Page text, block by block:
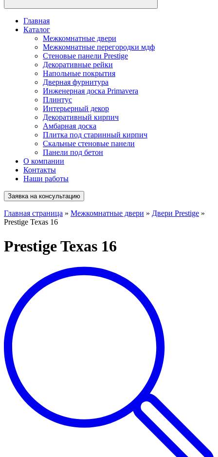
Главная
Каталог
Межкомнатные двери
Межкомнатные перегородки мдф
Стеновые панели Prestige
Декоративные рейки
Напольные покрытия
Дверная фурнитура
Инженерная доска Primavera
Плинтус
Интерьерный декор
Декоративный кирпич
Амбарная доска
Плитка под старинный кирпич
Скальные стеновые панели
Панели под бетон
О компании
Контакты
Наши работы
Заявка на консультацию
Главная страница » Межкомнатные двери » Двери Prestige »
Prestige Texas 16
Prestige Texas 16